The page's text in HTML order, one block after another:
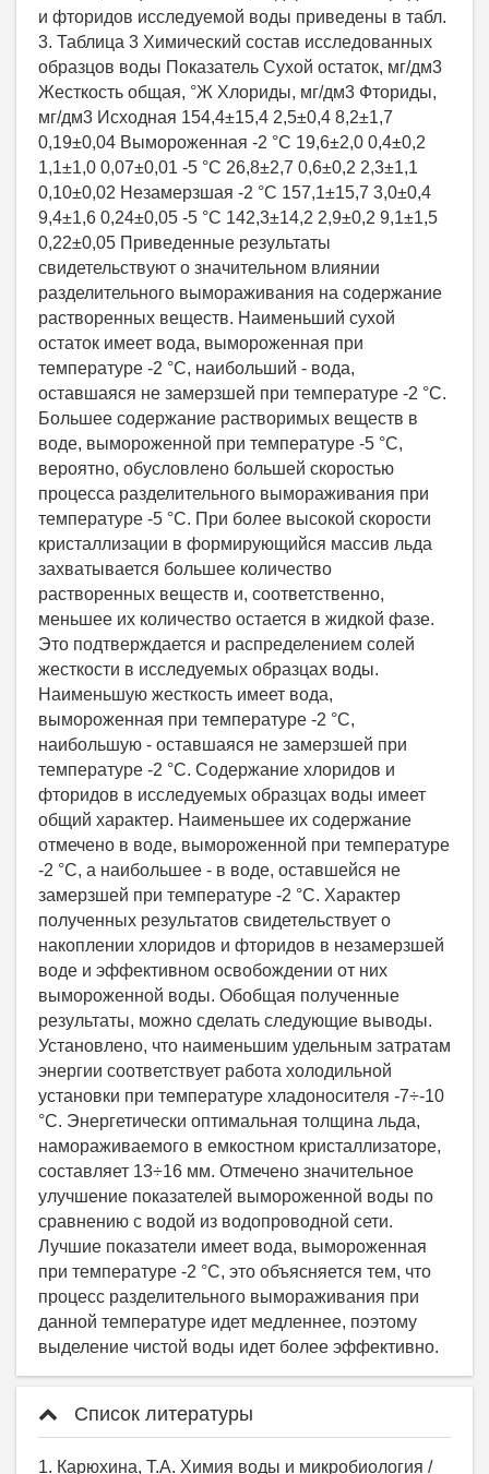
Список литературы
1. Карюхина, Т.А. Химия воды и микробиология /